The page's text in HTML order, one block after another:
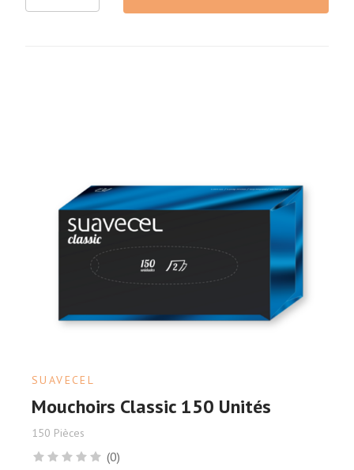
SUAVECEL
Mouchoirs Classic 150 Unités
150 Pièces
(0)